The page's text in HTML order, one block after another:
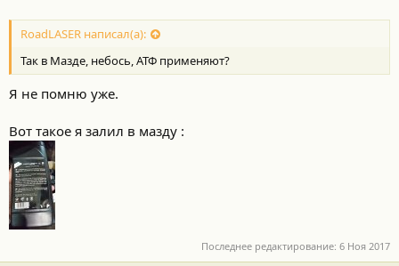
RoadLASER написал(а):
Так в Мазде, небось, АТФ применяют?
Я не помню уже.
Вот такое я залил в мазду :
Последнее редактирование: 6 Ноя 2017